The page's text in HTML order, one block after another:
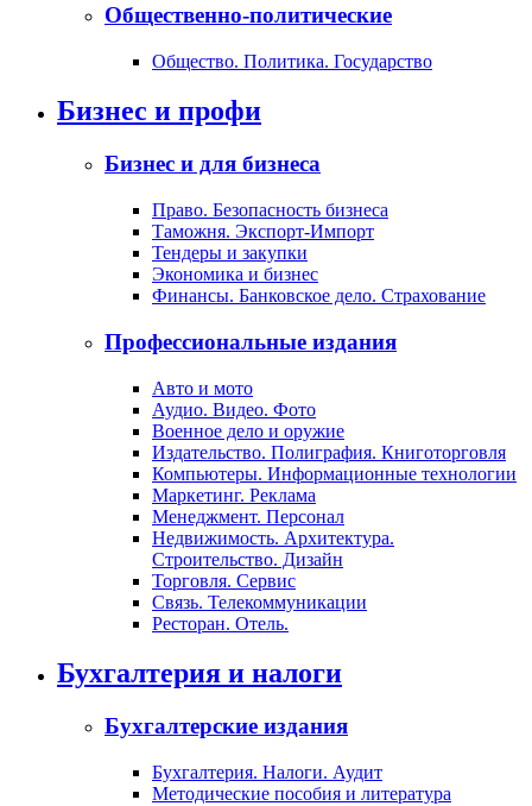
Общественно-политические
Общество. Политика. Государство
Бизнес и профи
Бизнес и для бизнеса
Право. Безопасность бизнеса
Таможня. Экспорт-Импорт
Тендеры и закупки
Экономика и бизнес
Финансы. Банковское дело. Страхование
Профессиональные издания
Авто и мото
Аудио. Видео. Фото
Военное дело и оружие
Издательство. Полиграфия. Книготорговля
Компьютеры. Информационные технологии
Маркетинг. Реклама
Менеджмент. Персонал
Недвижимость. Архитектура.
Строительство. Дизайн
Торговля. Сервис
Связь. Телекоммуникации
Ресторан. Отель.
Бухгалтерия и налоги
Бухгалтерские издания
Бухгалтерия. Налоги. Аудит
Методические пособия и литература